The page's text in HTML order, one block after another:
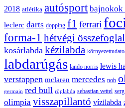
2018 atlétika autósport bajnokok
leclerc darts dopping f1 ferrari foci
forma-1 hétvégi
kosárlabda kézilabda
labdarúgás lando norris lewis
verstappen mclaren mercedes nob
germain red bull röplabda sebastian vettel
olimpia visszapillantó vízilabda